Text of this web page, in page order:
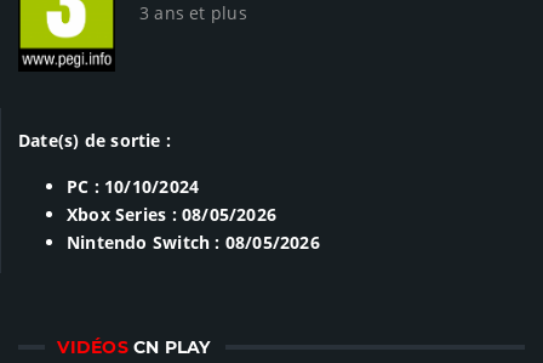
3 ans et plus
Date(s) de sortie :
PC : 10/10/2024
Xbox Series : 08/05/2026
Nintendo Switch : 08/05/2026
VIDÉOSCN PLAY